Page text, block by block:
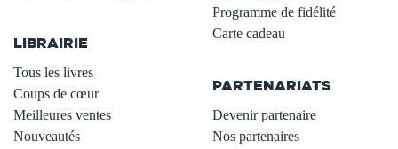
LIBRAIRIE
Tous les livres
Coups de cœur
Meilleures ventes
Nouveautés
Programme de fidélité
Carte cadeau
PARTENARIATS
Devenir partenaire
Nos partenaires